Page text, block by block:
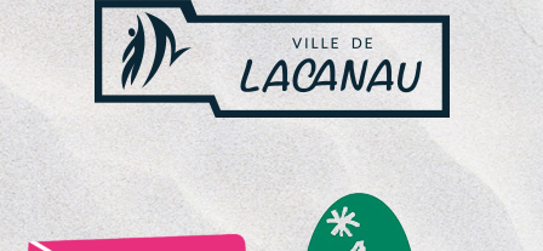
NOS
PARTENAIRES